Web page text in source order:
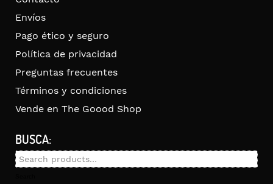
Envíos
Pago ético y seguro
Política de privacidad
Preguntas frecuentes
Términos y condiciones
Vende en The Goood Shop
BUSCA:
Search